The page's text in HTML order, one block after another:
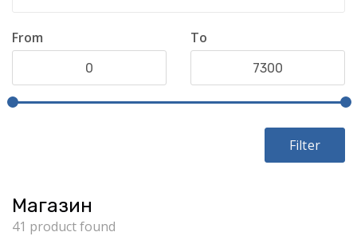
From To
Filter
Магазин
41 product found